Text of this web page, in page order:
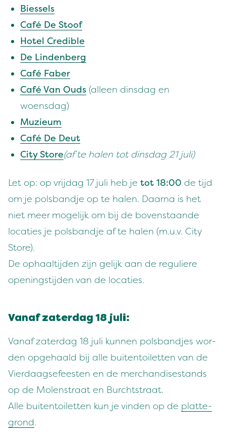
Bies­sels
Café De Stoof
Hotel Cred­i­ble
De Lin­den­berg
Café Faber
Café Van Ouds (alleen dins­dag en
woensdag)
Muzieum
Café De Deut
City Store(af te halen tot dins­dag 21juli)
Let op: op vri­jdag 17juli heb je tot 18:00 de tijd
om je pols­band­je op te halen. Daar­na is het
niet meer mogelijk om bij de boven­staande
locaties je pols­band­je af te halen (m.u.v. City
Store).
De ophaalti­j­den zijn gelijk aan de reg­uliere
open­ingsti­j­den van de locaties.
Vanaf zater­dag 18 juli:
Vanaf zater­dag 18 juli kun­nen pols­band­jes wor­
den opge­haald bij alle buiten­toi­let­ten van de
Vier­daagse­feesten en de mer­chan­dis­e­s­tands
op de Molen­straat en Burcht­straat.
Alle buiten­toi­let­ten kun je vin­den op de plat­te­
grond.